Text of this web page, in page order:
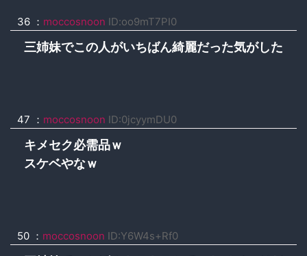
36 ： moccosnoon ID:oo9mT7PI0
三姉妹でこの人がいちばん綺麗だった気がした
47 ： moccosnoon ID:0jcyymDU0
キメセク必需品ｗ
スケベやなｗ
50 ： moccosnoon ID:Y6W4s+Rf0